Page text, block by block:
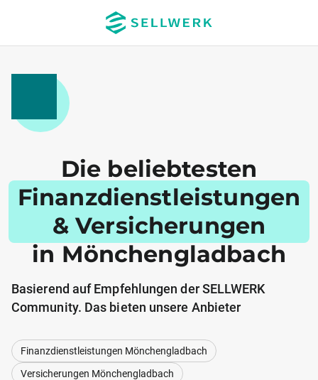
Die beliebtesten
Finanzdienstleistungen
& Versicherungen
in Mönchengladbach
Basierend auf Empfehlungen der SELLWERK
Community. Das bieten unsere Anbieter
Finanzdienstleistungen Mönchengladbach
Versicherungen Mönchengladbach